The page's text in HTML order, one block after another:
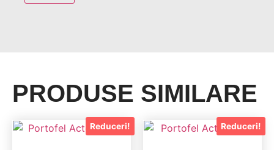
PRODUSE SIMILARE
Reduceri! Reduceri!